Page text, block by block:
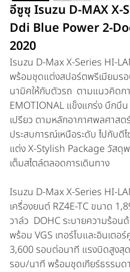
อีซูซุ Isuzu D-MAX
Ddi Blue Power 2-
2020
Isuzu D-Max X-Series HI-
พร้อมชุดแต่งสปอร์ตพรีเมียมรอ
นามิคให้กับตัวรถ ตามแนวคิดก
EMOTIONAL แข็งแกร่ง บึกบึ
เปรียว ตามหลักอากาศพลศาส
ประสบการณ์เหนือระดับ ไปกับดี
แต่ง X-Stylish Package วัสดุ
เต็มสไตล์ตลอดการเดินทาง
Isuzu D-Max X-Series HI-
เครื่องยนต์ RZ4E-TC ขนาด
วาล์ว DOHC ระบายความร้อน
พร้อม VGS เทอร์โบและอินเตอ
3,600 รอบต่อนาที แรงบิดสูงสุ
รอบ/นาที พร้อมชุดเกียร์ธรรมด